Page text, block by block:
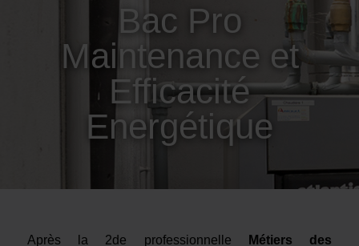
Bac Pro
Maintenance et
Efficacité
Energétique
Après la 2de professionnelle
Métiers des